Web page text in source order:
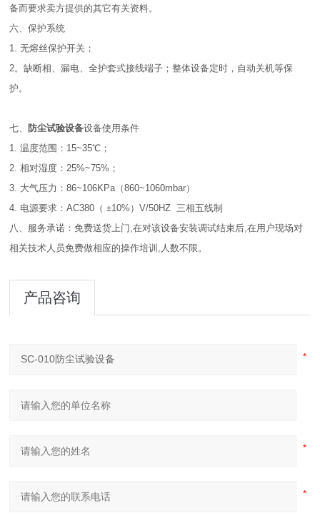
备而要求卖方提供的其它有关资料。
六、保护系统
1. 无熔丝保护开关；
2。缺断相、漏电、全护套式接线端子；整体设备定时，自动关机等保
护。
七、 防尘试验设备设备使用条件
1. 温度范围：15~35℃；
2. 相对湿度：25%~75%；
3. 大气压力：86~106KPa（860~1060mbar）
4. 电源要求：AC380（ ±10%）V/50HZ 三相五线制
八、服务承诺：免费送货上门,在对该设备安装调试结束后,在用户现场对
相关技术人员免费做相应的操作培训,人数不限。
产品咨询